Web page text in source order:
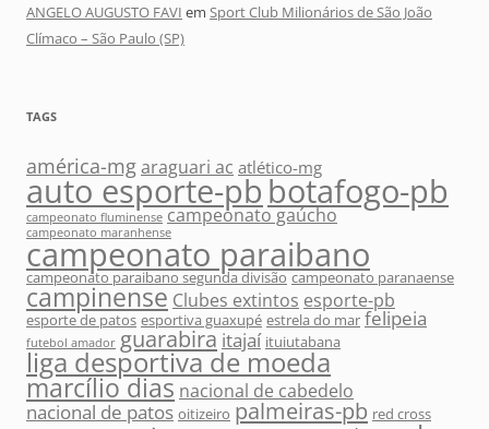
ANGELO AUGUSTO FAVI em Sport Club Milionários de São João
Clímaco – São Paulo (SP)
TAGS
américa-mgaraguari ac atlético-mg
auto esporte-pb botafogo-pb
campeonato fluminense campeonato gaúcho
campeonato maranhense
campeonato paraibano
campeonato paraibano segunda divisão campeonato paranaense
campinense Clubes extintos esporte-pb
esporte de patos esportiva guaxupé estrela do mar felipeia
futebol amador guarabira itajaí ituiutabana
liga desportiva de moeda
marcílio dias nacional de cabedelo
nacional de patos oitizeiro palmeiras-pb red cross